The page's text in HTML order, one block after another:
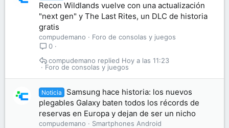
Recon Wildlands vuelve con una actualización
"next gen" y The Last Rites, un DLC de historia
gratis
compudemano
Foro de consolas y juegos
0
Foro de consolas y juegos
Hoy a las 11:23
compudemano
Noticia
Samsung hace historia: los nuevos
plegables Galaxy baten todos los récords de
reservas en Europa y dejan de ser un nicho
compudemano
Smartphones Android